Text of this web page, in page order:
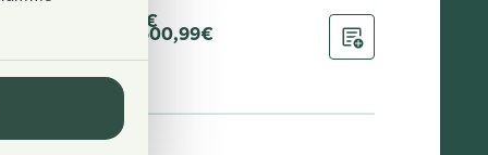
876,94€
33500,99€
5 Lisää hakemukseen